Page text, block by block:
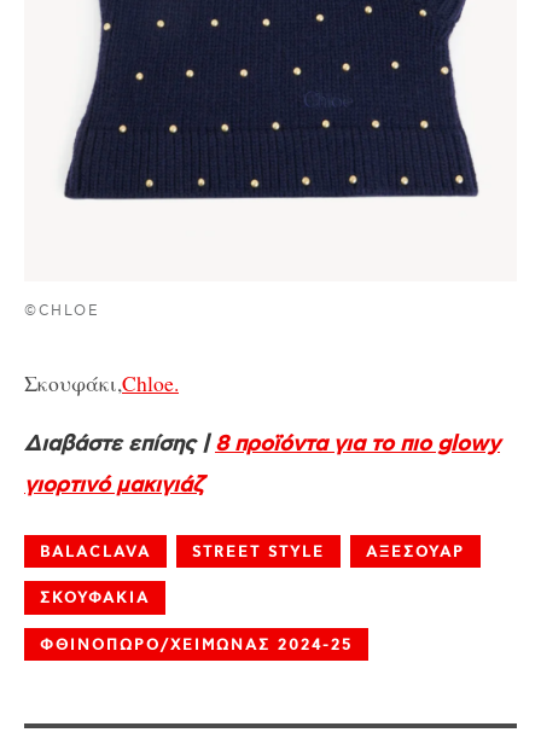
©CHLOE
Σκουφάκι,Chloe.
Διαβάστε επίσης |8 προϊόντα για το πιο glowy
γιορτινό μακιγιάζ
BALACLAVA STREET STYLE ΑΞΕΣΟΥΑΡ
ΣΚΟΥΦΑΚΙΑ
ΦΘΙΝΟΠΩΡΟ/ΧΕΙΜΩΝΑΣ 2024-25